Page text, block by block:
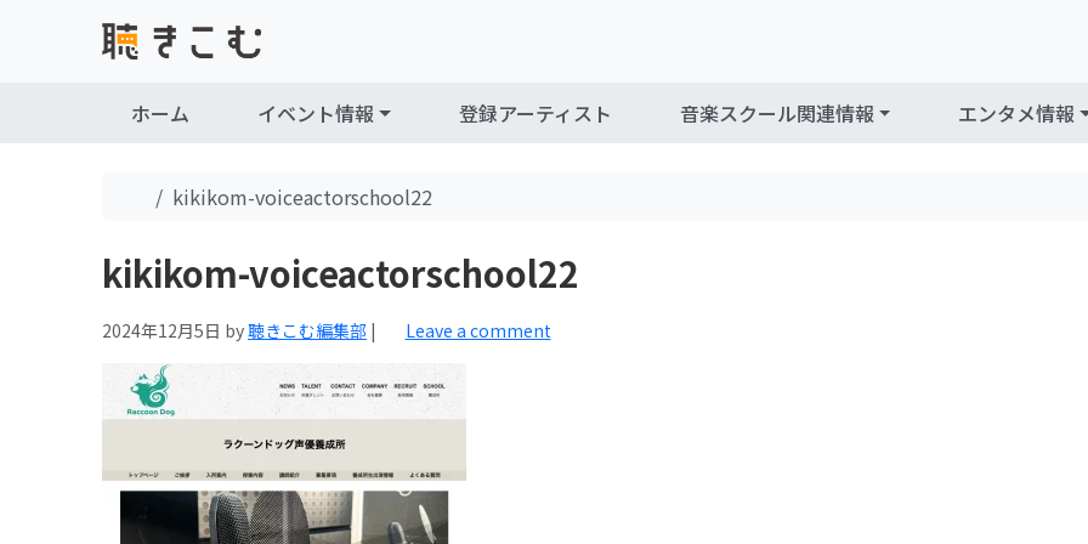
ホーム イベント情報 登録アーティスト 音楽スクール関連情報 エンタメ情報
Home
kikikom-voiceactorschool22
kikikom-voiceactorschool22
2024年12月5日 by聴きこむ編集部 | Leave a comment